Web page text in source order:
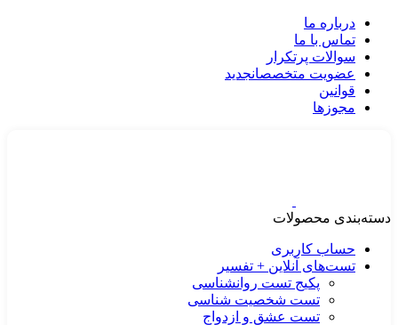
درباره ما
تماس با ما
سوالات پرتکرار
عضویت متخصصانجدید
قوانین
مجوزها
دسته‌بندی محصولات
حساب کاربری
تست‌های آنلاین + تفسیر
پکیج تست روانشناسی
تست شخصیت شناسی
تست عشق و ازدواج